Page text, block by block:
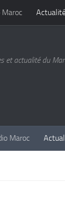
Maroc
et actualité du
Maroc